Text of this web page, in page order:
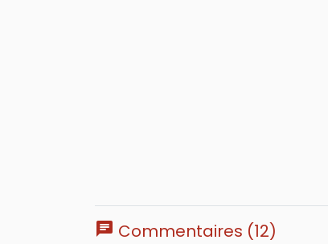
chat Commentaires (12)